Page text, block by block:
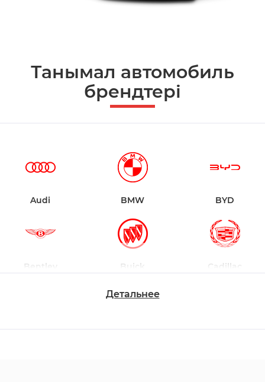
Танымал автомобиль
брендтері
Audi BMW BYD
Bentley Buick Cadillac
Детальнее